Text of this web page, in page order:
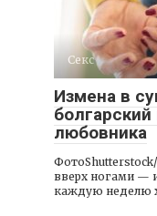
Секс
Измена в
любовника
вверх ногами —
каждую неделю